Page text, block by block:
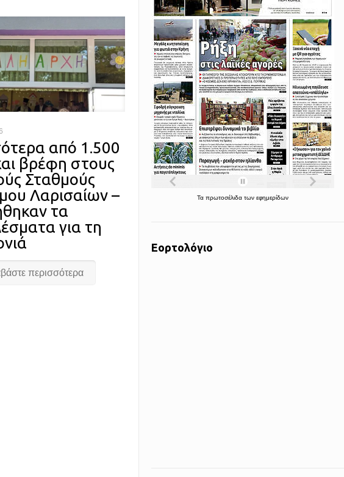
από 1.500
βρέφη στους
Σταθμούς
Λαρισαίων –
τα
για τη
περισσότερα
Τα πρωτοσέλιδα των εφημερίδων
Εορτολόγιο